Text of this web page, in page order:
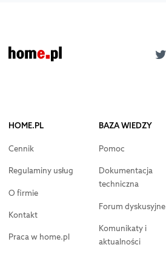
HOME.PL
Cennik
Regulaminy usług
O firmie
Kontakt
Praca w home.pl
BAZA WIEDZY
Pomoc
Dokumentacja
techniczna
Forum dyskusyjne
Komunikaty i
aktualności